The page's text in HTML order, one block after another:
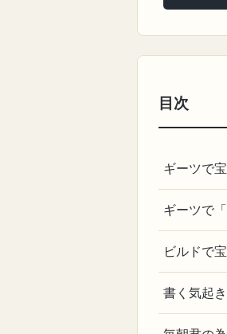
目次
ギーツで
ギーツで
ビルドで
書く気起